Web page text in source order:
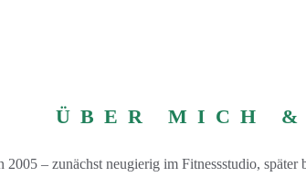
ÜBER MICH
2005 – zunächst neugierig im Fitnessstudio,